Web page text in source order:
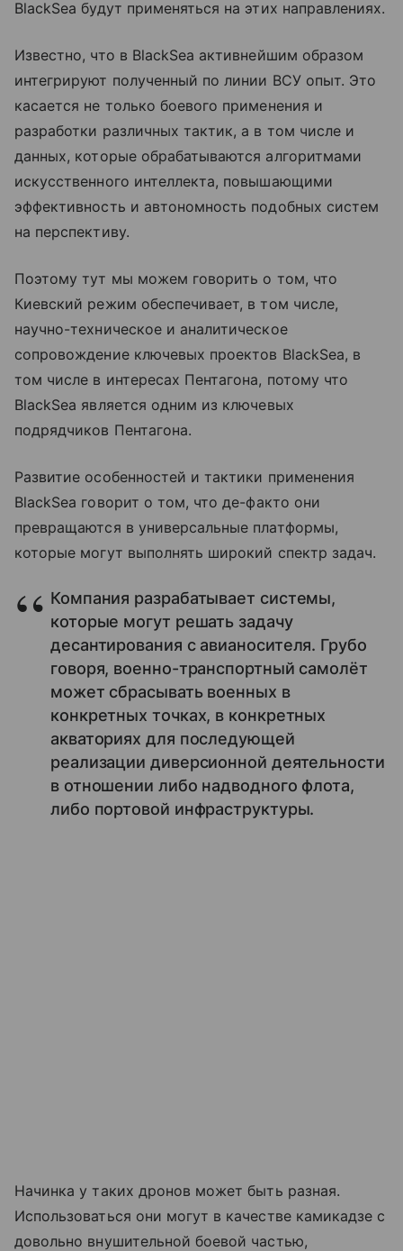
BlackSea будут применяться на этих направлениях.
Известно, что в BlackSea активнейшим образом
интегрируют полученный по линии ВСУ опыт. Это
касается не только боевого применения и
разработки различных тактик, а в том числе и
данных, которые обрабатываются алгоритмами
искусственного интеллекта, повышающими
эффективность и автономность подобных систем
на перспективу.
Поэтому тут мы можем говорить о том, что
Киевский режим обеспечивает, в том числе,
научно-техническое и аналитическое
сопровождение ключевых проектов BlackSea, в
том числе в интересах Пентагона, потому что
BlackSea является одним из ключевых
подрядчиков Пентагона.
Развитие особенностей и тактики применения
BlackSea говорит о том, что де-факто они
превращаются в универсальные платформы,
которые могут выполнять широкий спектр задач.
Компания разрабатывает системы,
которые могут решать задачу
десантирования с авианосителя. Грубо
говоря, военно-транспортный самолёт
может сбрасывать военных в
конкретных точках, в конкретных
акваториях для последующей
реализации диверсионной деятельности
в отношении либо надводного флота,
либо портовой инфраструктуры.
Начинка у таких дронов может быть разная.
Использоваться они могут в качестве камикадзе с
довольно внушительной боевой частью,